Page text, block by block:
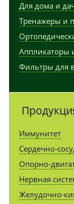
Для дома и
Тренажеры и
Аппликаторы
Фильтры для
Иммунитет
Сердечно-
Опорно-
Нервная
Желудочно-